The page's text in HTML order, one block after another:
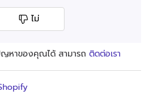
ไม่
ญหาของคุณได้ สามารถ ติดต่อเรา